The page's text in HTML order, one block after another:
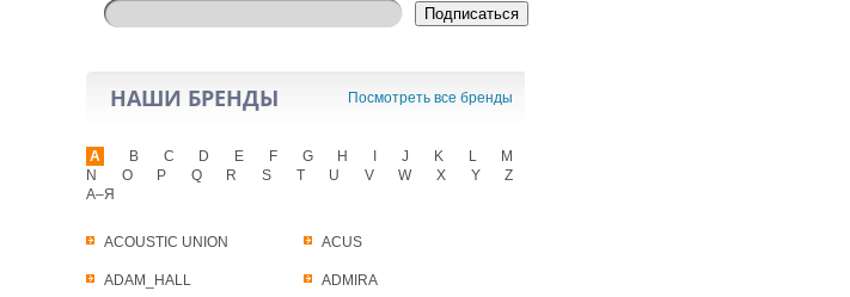
Подписаться
НАШИ БРЕНДЫ Посмотреть все бренды
A
ACOUSTIC UNION ACUS
ADAM_HALL ADMIRA
B C D E F G H J K L
M
N
O P Q R S T U V W X Y
Z
А–Я